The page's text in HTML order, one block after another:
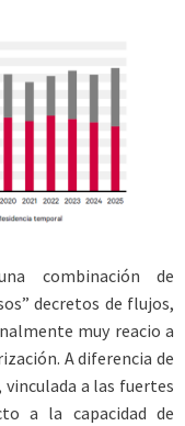
combinación de
decretos de flujos,
muy reacio a
A diferencia de
a las fuertes
a la capacidad de